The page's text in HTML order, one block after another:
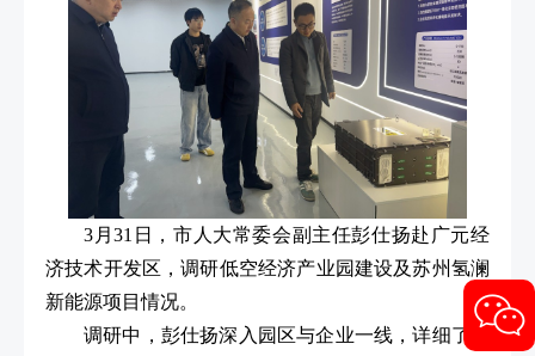
3月31日，市人大常委会副主任彭仕扬赴广元经
济技术开发区，调研低空经济产业园建设及苏州氢澜
新能源项目情况。
调研中，彭仕扬深入园区与企业一线，详细了解